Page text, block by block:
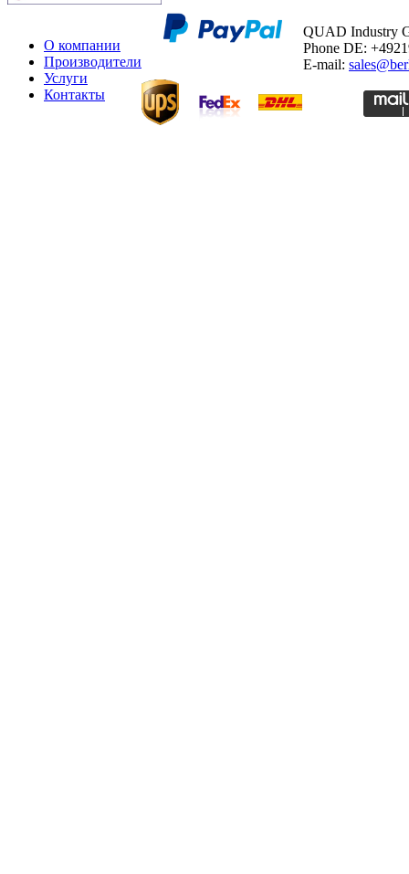
О компании
Производители
Услуги
Контакты
QUAD Industry
Phone DE:
E-mail: